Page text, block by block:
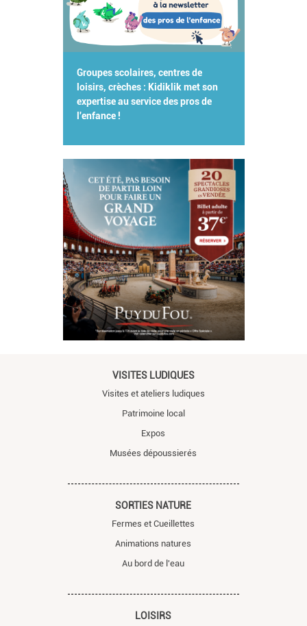
Groupes scolaires, centres de
loisirs, crèches : Kidiklik met son
expertise au service des pros de
l'enfance !
VISITES LUDIQUES
Visites et ateliers ludiques
Patrimoine local
Expos
Musées dépoussierés
SORTIES NATURE
Fermes et Cueillettes
Animations natures
Au bord de l'eau
LOISIRS